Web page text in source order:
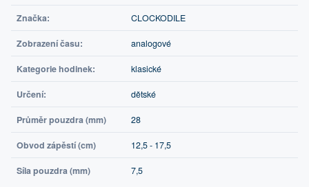
Značka: CLOCKODILE
Zobrazení času: analogové
Kategorie hodinek: klasické
Určení: dětské
Průměr pouzdra (mm) 28
Obvod zápěstí (cm) 12,5 - 17,5
Síla pouzdra (mm) 7,5